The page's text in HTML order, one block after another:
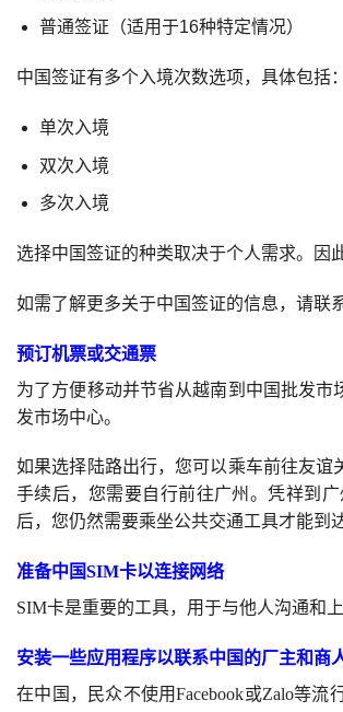
普通签证（适用于16种特定情况）
中国签证有多个入境次数选项，具体包括：
单次入境
双次入境
多次入境
选择中国签证的种类取决于个人需求。因
如需了解更多关于中国签证的信息，请联
预订机票或交通票
为了方便移动并节省从越南到中国批发
发市场中心。
如果选择陆路出行，您可以乘车前往友
手续后，您需要自行前往广州。凭祥到
后，您仍然需要乘坐公共交通工具才能到
准备中国SIM卡以连接网络
SIM卡是重要的工具，用于与他人沟通和
安装一些应用程序以联系中国的厂主和商
在中国，民众不使用Facebook或Zalo等